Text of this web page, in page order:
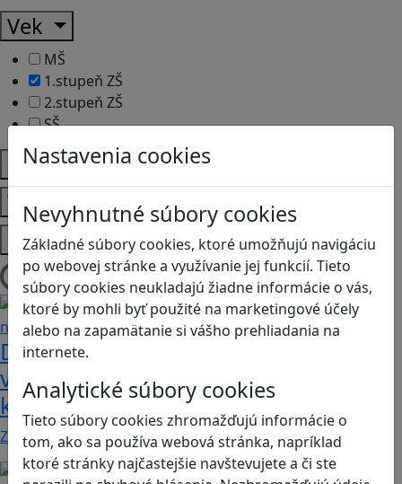
Nastavenia cookies
Nevyhnutné súbory cookies
Základné súbory cookies, ktoré umožňujú navigáciu
po webovej stránke a využívanie jej funkcií. Tieto
súbory cookies neukladajú žiadne informácie o vás,
ktoré by mohli byť použité na marketingové účely
alebo na zapamätanie si vášho prehliadania na
internete.
Analytické súbory cookies
Tieto súbory cookies zhromažďujú informácie o
tom, ako sa používa webová stránka, napríklad
ktoré stránky najčastejšie navštevujete a či ste
Vek
MŠ
1.stupeň ZŠ
2.stupeň ZŠ
SŠ
Predmety
Témy
Platformy
Načítam blogy
Dobrodružstvá Mimi a Lízy vo
videohre? Dvojica neoddeliteľných
kamarátok už aj ako herné postavy
Značku Mimi a Líza by sme mohli označiť priam za…